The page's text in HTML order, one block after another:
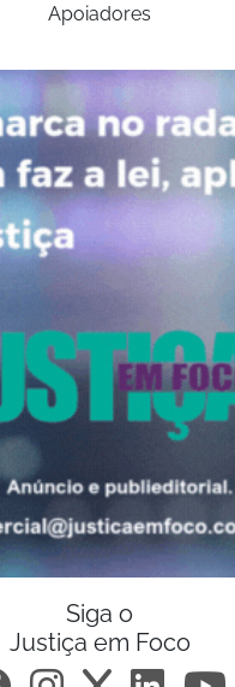
Apoiadores
Siga o
Justiça em Foco